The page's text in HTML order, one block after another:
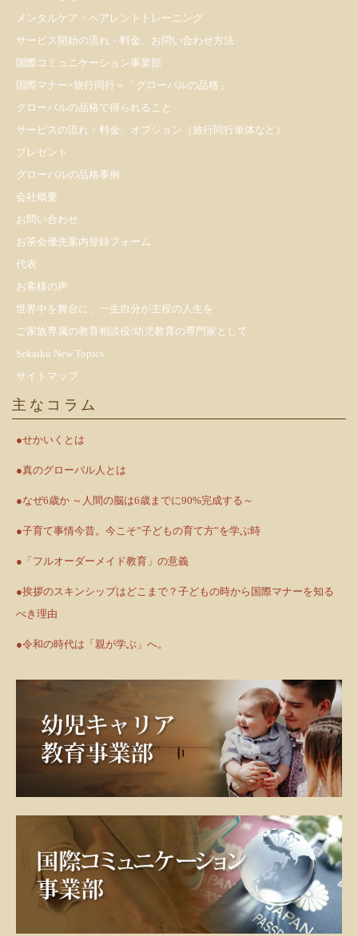
メンタルケア・ペアレントトレーニング
サービス開始の流れ・料金、お問い合わせ方法
国際コミュニケーション事業部
国際マナー×旅行同行＝「グローバルの品格」
グローバルの品格で得られること
サービスの流れ・料金、オプション（旅行同行単体など）
プレゼント
​グローバルの品格事例
会社概要
お問い合わせ
お茶会優先案内登録フォーム
代表
お客様の声
世界中を舞台に、一生自分が主役の人生を
ご家族専属の教育相談役/幼児教育の専門家として
Sekaiku New Topics
サイトマップ
主なコラム
●せかいくとは
●真のグローバル人とは
●なぜ6歳か ～人間の脳は6歳までに90%完成する～
●子育て事情今昔。今こそ”子どもの育て方”を学ぶ時
●「フルオーダーメイド教育」の意義
●挨拶のスキンシップはどこまで？子どもの時から国際マナーを知る
べき理由
●令和の時代は「親が学ぶ」へ。